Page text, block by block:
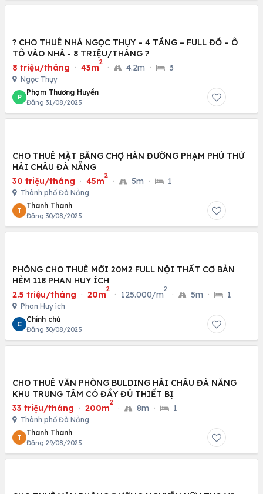
? CHO THUÊ NHÀ NGỌC THỤY – 4 TẦNG – FULL ĐỒ – Ô
TÔ VÀO NHÀ - 8 TRIỆU/THÁNG ?
8 triệu/tháng · 43m
2
· 4.2m · 3
Ngọc Thụy
P
Phạm Thương Huyền
Đăng 31/08/2025
CHO THUÊ MẶT BẰNG CHỢ HÀN ĐƯỜNG PHẠM PHÚ THỨ
HẢI CHÂU ĐÀ NẴNG
30 triệu/tháng · 45m
2
· 5m · 1
Thành phố Đà Nẵng
T
Thanh Thanh
Đăng 30/08/2025
PHÒNG CHO THUÊ MỚI 20M2 FULL NỘI THẤT CƠ BẢN
HẺM 118 PHAN HUY ÍCH
2.5 triệu/tháng · 20m
2
· 125.000/m
2
· 5m · 1
Phan Huy ích
C
Chính chủ
Đăng 30/08/2025
CHO THUÊ VĂN PHÒNG BULDING HẢI CHÂU ĐÀ NẴNG
KHU TRUNG TÂM CÓ ĐẦY ĐỦ THIẾT BỊ
33 triệu/tháng · 200m
2
· 8m · 1
Thành phố Đà Nẵng
T
Thanh Thanh
Đăng 29/08/2025